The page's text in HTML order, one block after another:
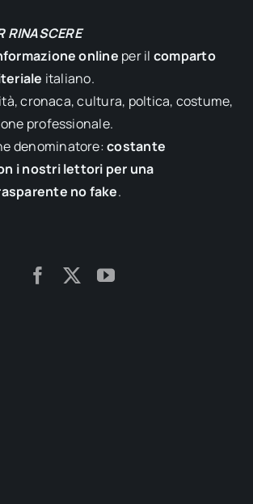
RINASCERE
online per il comparto
italiano.
cronaca, cultura, poltica, costume,
professionale.
denominatore:costante
i nostri lettori per una
no fake.